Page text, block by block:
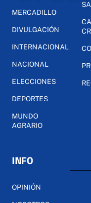
MERCADILLO
DIVULGACIÓN
INTERNACIONAL
NACIONAL
ELECCIONES
DEPORTES
MUNDO
AGRARIO
INFO
OPINIÓN